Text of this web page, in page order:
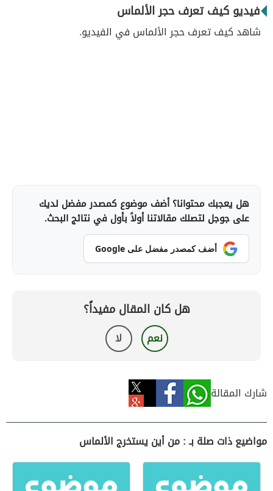
فيديو كيف تعرف حجر الألماس
شاهد كيف تعرف حجر الألماس في الفيديو.
هل يعجبك محتوانا؟ أضف موضوع كمصدر مفضل لديك
على جوجل لتصلك مقالاتنا أولاً بأول في نتائج البحث.
أضف كمصدر مفضل على Google
هل كان المقال مفيداً؟
نعم لا
شارك المقالة
مواضيع ذات صلة بـ : من أين يستخرج الألماس